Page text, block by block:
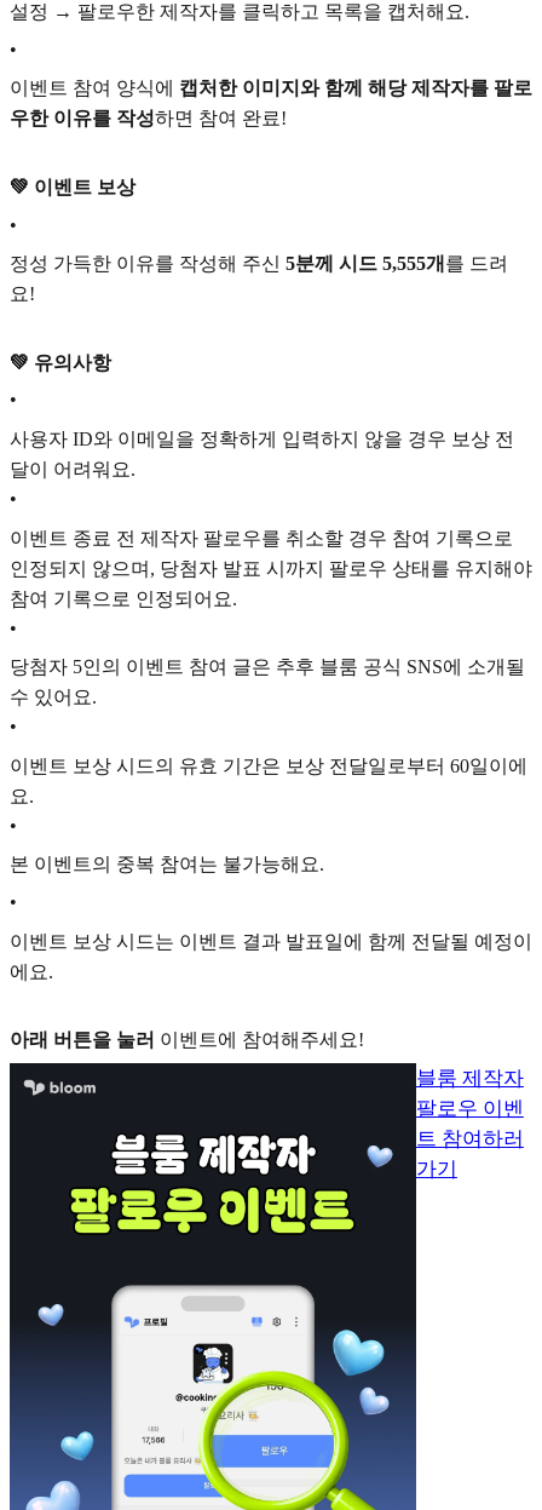
설정 → 팔로우한 제작자를 클릭하고 목록을 캡처해요.
•
이벤트 참여 양식에 캡처한 이미지와 함께 해당 제작자를 팔로
우한 이유를 작성하면 참여 완료!
💚 이벤트 보상
•
정성 가득한 이유를 작성해 주신 5분께 시드 5,555개 를 드려
요!
💚 유의사항
•
사용자 ID와 이메일을 정확하게 입력하지 않을 경우 보상 전
달이 어려워요.
•
이벤트 종료 전 제작자 팔로우를 취소할 경우 참여 기록으로
인정되지 않으며, 당첨자 발표 시까지 팔로우 상태를 유지해야
참여 기록으로 인정되어요.
•
당첨자 5인의 이벤트 참여 글은 추후 블룸 공식 SNS에 소개될
수 있어요.
•
이벤트 보상 시드의 유효 기간은 보상 전달일로부터 60일이에
요.
•
본 이벤트의 중복 참여는 불가능해요.
•
이벤트 보상 시드는 이벤트 결과 발표일에 함께 전달될 예정이
에요.
아래 버튼을 눌러 이벤트에 참여해주세요!
블룸 제작자
팔로우 이벤
트 참여하러
가기